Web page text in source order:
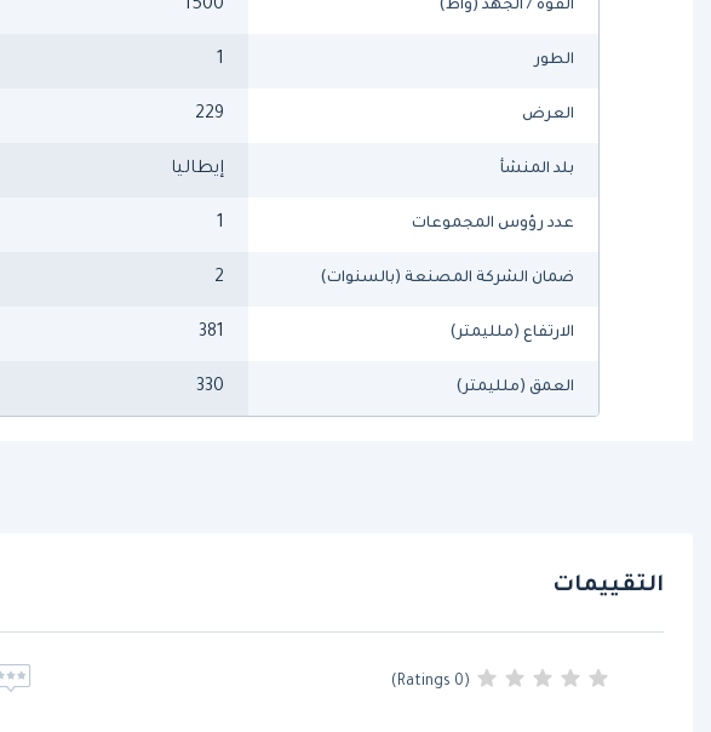
القوة / الجهد (واط) 1500
الطور 1
العرض 229
بلد المنشأ إيطاليا
عدد رؤوس المجموعات 1
ضمان الشركة المصنعة (بالسنوات) 2
الارتفاع (ملليمتر) 381
العمق (ملليمتر) 330
التقييمات
(0 Ratings)